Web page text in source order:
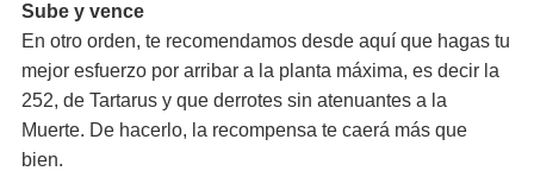
Sube y vence
En otro orden, te recomendamos desde aquí que hagas tu
mejor esfuerzo por arribar a la planta máxima, es decir la
252, de Tartarus y que derrotes sin atenuantes a la
Muerte. De hacerlo, la recompensa te caerá más que
bien.